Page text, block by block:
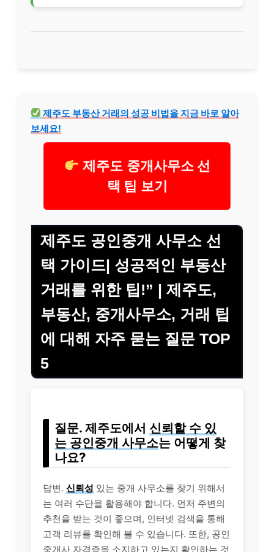
제주도 부동산 거래의 성공 비법을 지금 바로 알아
보세요!
제주도 중개사무소 선
택 팁 보기
제주도 공인중개 사무소 선
택 가이드| 성공적인 부동산
거래를 위한 팁!” | 제주도,
부동산, 중개사무소, 거래 팁
에 대해 자주 묻는 질문 TOP
5
질문. 제주도에서 신뢰할 수 있
는 공인중개 사무소는 어떻게 찾
나요?
답변. 신뢰성 있는 중개 사무소를 찾기 위해서
는 여러 수단을 활용해야 합니다. 먼저 주변의
추천을 받는 것이 좋으며, 인터넷 검색을 통해
고객 리뷰를 확인해 볼 수 있습니다. 또한, 공인
중개사 자격증을 소지하고 있는지 확인하는 것